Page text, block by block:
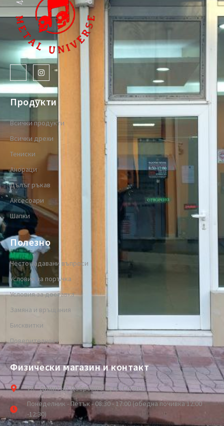
Продукти
Всички продукти
Всички дрехи
Тениски
Анораци
Дълъг ръкав
Аксесоари
Шапки
Полезно
Често задавани въпроси
Условия за поръчка
Условия за доставка
Замяна и връщания
Бисквитки
Поверителност
Физически магазин и контакт
ул. "Димитър Добрович" 6, гр. Сливен
Понеделник - Петък - 08:30 - 17:00 (обедна почивка 12:00
-12:30)